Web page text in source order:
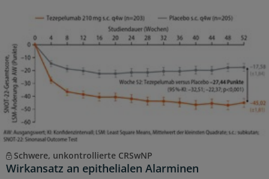
Schwere, unkontrollierte CRSwNP
Wirkansatz an epithelialen Alarminen